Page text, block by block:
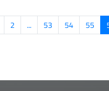
2 ... 53 54 55